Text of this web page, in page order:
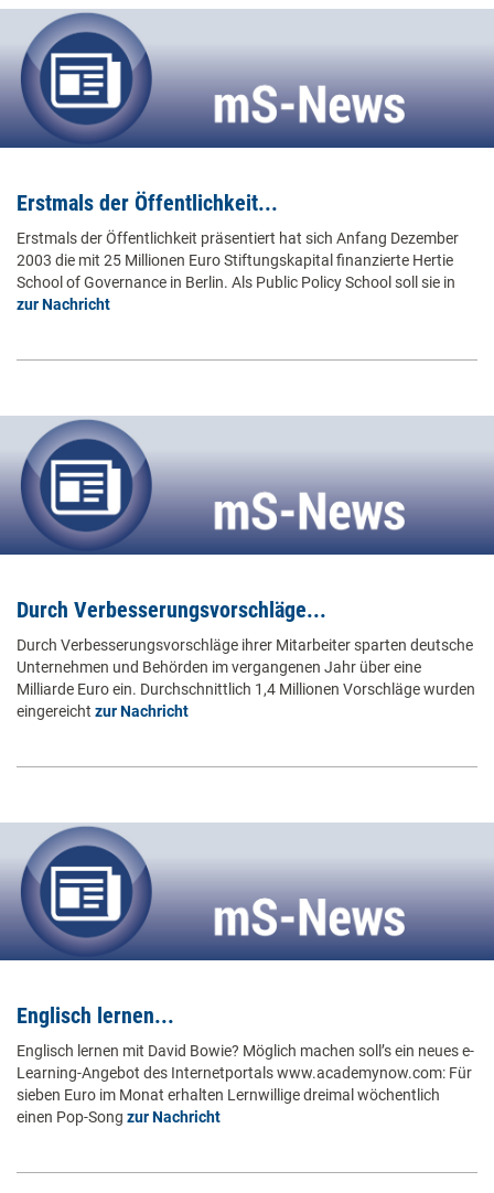
Erstmals der Öffentlichkeit...
Erstmals der Öffentlichkeit präsentiert hat sich Anfang Dezember
2003 die mit 25 Millionen Euro Stiftungskapital finanzierte Hertie
School of Governance in Berlin. Als Public Policy School soll sie in
zur Nachricht
Durch Verbesserungsvorschläge...
Durch Verbesserungsvorschläge ihrer Mitarbeiter sparten deutsche
Unternehmen und Behörden im vergangenen Jahr über eine
Milliarde Euro ein. Durchschnittlich 1,4 Millionen Vorschläge wurden
eingereicht zur Nachricht
Englisch lernen...
Englisch lernen mit David Bowie? Möglich machen soll’s ein neues e-
Learning-Angebot des Internetportals www.academynow.com: Für
sieben Euro im Monat erhalten Lernwillige dreimal wöchentlich
einen Pop-Song zur Nachricht